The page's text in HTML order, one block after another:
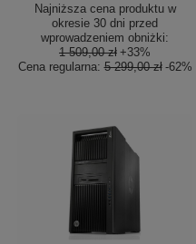
Najniższa cena produktu w
okresie 30 dni przed
wprowadzeniem obniżki:
1 509,00 zł +33%
Cena regularna:5 299,00 zł -62%